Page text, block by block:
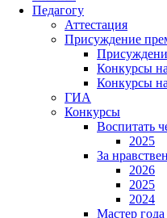
Педагогу
Аттестация
Присуждение
Конкурсы
Конкурсы
ГИА
Конкурсы
Воспитать
2025
За
2026
2025
2024
Мастер года